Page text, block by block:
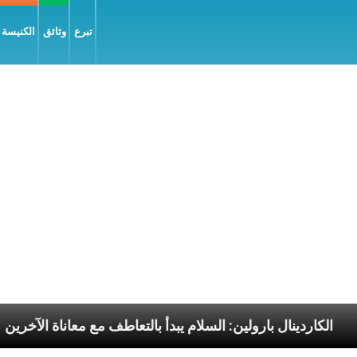
وثائق تبرع
الكاردينال بارولين: السلام يبدأ بالتعاطف الرسوليّة